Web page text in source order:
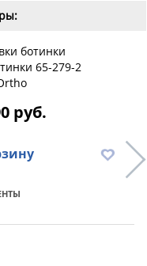
ботинки
65-279-2
руб.